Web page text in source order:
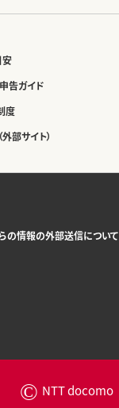
安
告ガイド
度
部サイト）
の情報の外部送信について
© NTT docomo